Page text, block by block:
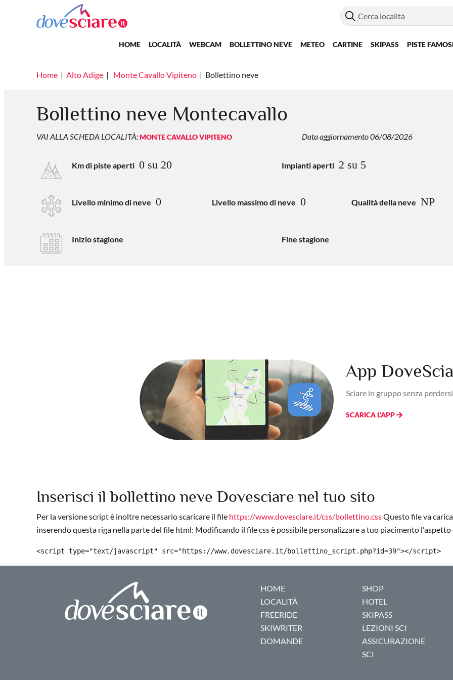
Salta al contenuto principale
Main navigation
HOME LOCALITÀ WEBCAM BOLLETTINO NEVE METEO CARTINE SKIPASS PISTE
Home Alto Adige Monte Cavallo Vipiteno Bollettino neve
Bollettino neve Montecavallo
VAI ALLA SCHEDA LOCALITÀ:MONTE CAVALLO VIPITENO Data aggiornamento 06/08/2026
Km di piste aperti 0 su 20 Impianti aperti 2 su 5
Livello minimo di neve 0 Livello massimo di neve 0 Qualità della neve NP
Inizio stagione Fine stagione
App
Sciare in gruppo senza perdersi
SCARICA L'APP
Inserisci il bollettino neve Dovesciare nel tuo sito
Per la versione script è inoltre necessario scaricare il file https://www.dovesciare.it/css/bollettino.cssQuesto file va
inserendo questa riga nella parte del file html: Modificando il file css è possibile personalizzare a tuo piacimento
<script type="text/javascript" src="https://www.dovesciare.it/bollettino_script.php?id=39"></script>
HOME
LOCALITÀ
FREERIDE
SKIWRITER
DOMANDE
SHOP
HOTEL
SKIPASS
LEZIONI SCI
ASSICURAZIONE
SCI